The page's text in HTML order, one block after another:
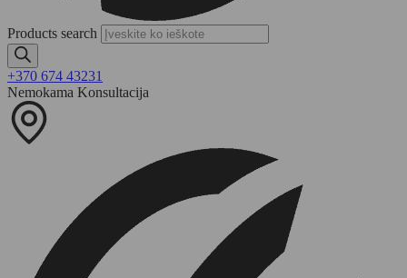
Products search
+370 674 43231
Nemokama Konsultacija